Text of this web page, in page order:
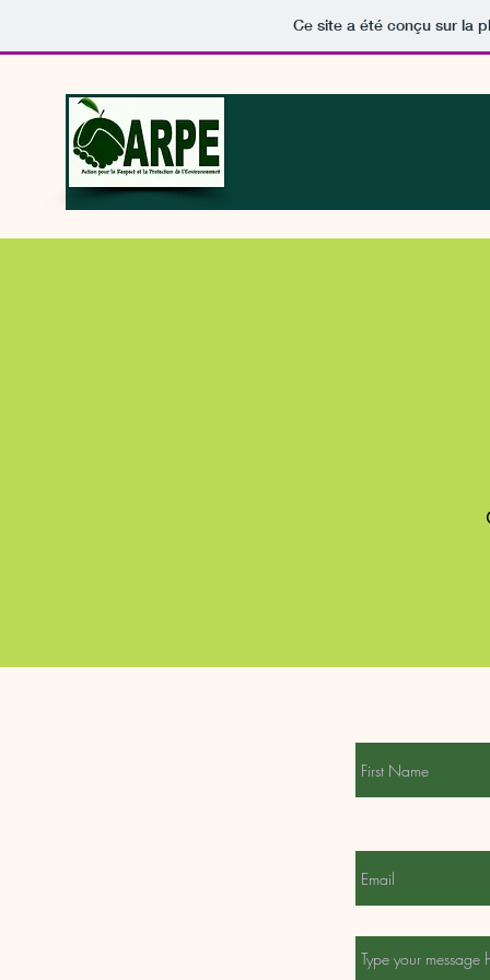
Ce site a été conçu sur la